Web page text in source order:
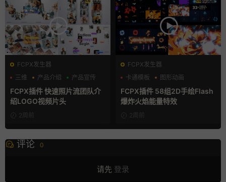
FCPX发生器
三维
产品介绍 产品宣传
FCPX插件 快速照片流团队介
绍LOGO视频片头
2周前
FCPX发生器
卡通模板
图形动画
手绘风
FCPX插件 58组2D手绘Flash
爆炸火焰能量特效
2周前
评论 0
请先 登录